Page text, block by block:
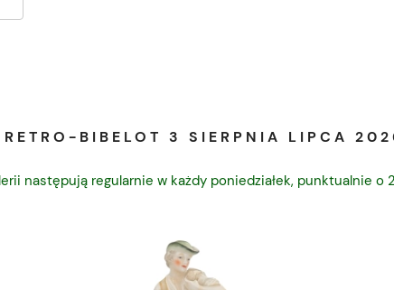
BIBELOT 3 SIERPNIA LIPCA
następują regularnie w każdy poniedziałek, punktualnie